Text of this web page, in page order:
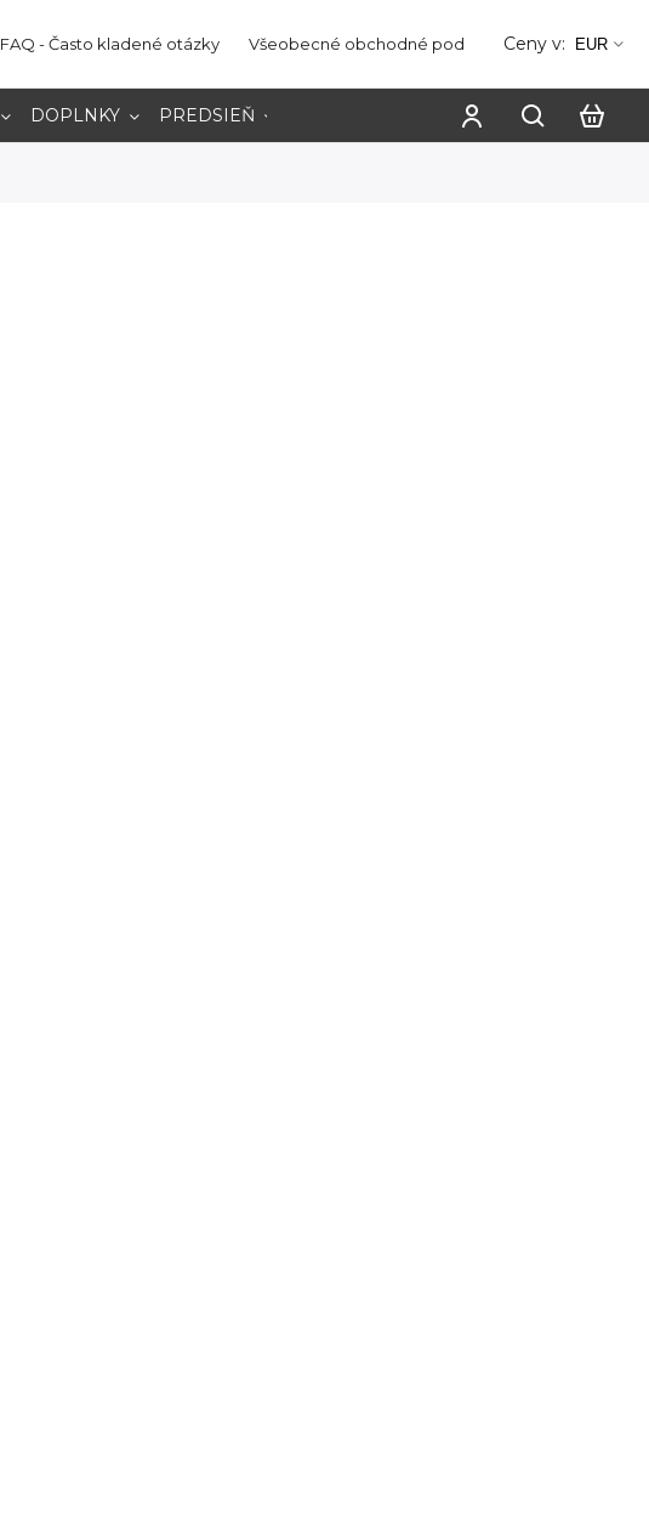
FAQ - Často kladené otázky Všeobecné obchodné podmienky Ochrana
Ceny v: EUR
DOPLNKY PREDSIEŇ